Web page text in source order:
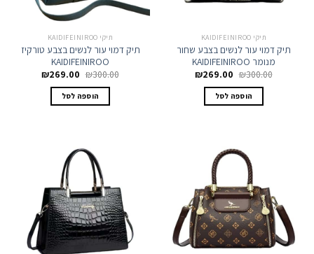
תיקי KAIDIFEINIROO
תיק דמוי עור לנשים בצבע שחור
מנומר KAIDIFEINIROO
₪300.00 המחיר
היה:
₪300.00.
₪269.00 המחיר
הוספה לסל
תיקי KAIDIFEINIROO
תיק דמוי עור לנשים בצבע טורקיז
KAIDIFEINIROO
₪300.00 המחיר
היה:
₪300.00.
₪269.00 המחיר
הוספה לסל